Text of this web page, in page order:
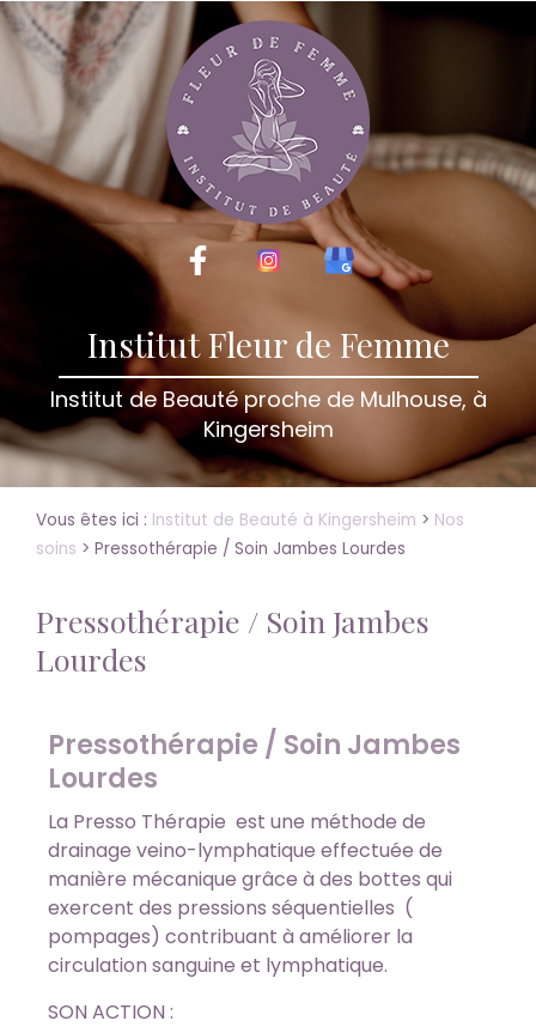
Institut Fleur de Femme
Institut de Beauté proche de Mulhouse, à
Kingersheim
Vous êtes ici : Institut de Beauté à Kingersheim > Nos
soins > Pressothérapie / Soin Jambes Lourdes
Pressothérapie / Soin Jambes
Lourdes
Pressothérapie / Soin Jambes
Lourdes
La Presso Thérapie est une méthode de
drainage veino-lymphatique effectuée de
manière mécanique grâce à des bottes qui
exercent des pressions séquentielles (
pompages) contribuant à améliorer la
circulation sanguine et lymphatique.
SON ACTION :